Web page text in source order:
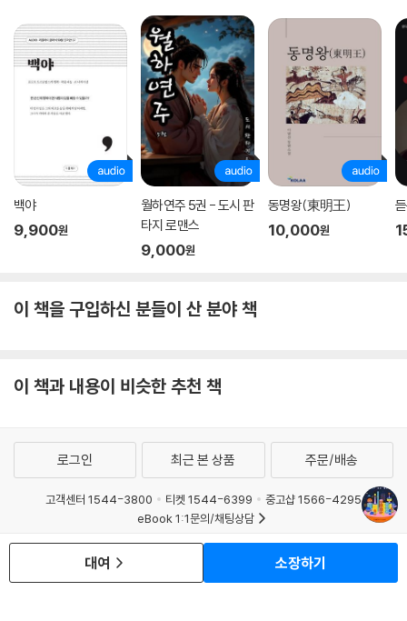
백야
9,900원
월하연주 5권 - 도시 판
타지 로맨스
9,000원
동명왕(東明王)
10,000원
이 책을 구입하신 분들이 산 분야 책
이 책과 내용이 비슷한 추천 책
대여 소장하기
로그인 최근 본 상품 주문/배송
고객센터 1544-3800 티켓 1544-6399
중고샵 1566-4295
eBook 1:1문의/채팅상담
예스이십사(주) 사업자 정보
이용약관
청소년보호정책